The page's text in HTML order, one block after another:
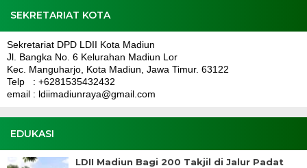
SEKRETARIAT KOTA
Sekretariat DPD LDII Kota Madiun
Jl. Bangka No. 6 Kelurahan Madiun Lor
Kec. Manguharjo, Kota Madiun, Jawa Timur. 63122
Telp : +6281535432432
email : ldiimadiunraya@gmail.com
EDUKASI
LDII Madiun Bagi 200 Takjil di Jalur Padat